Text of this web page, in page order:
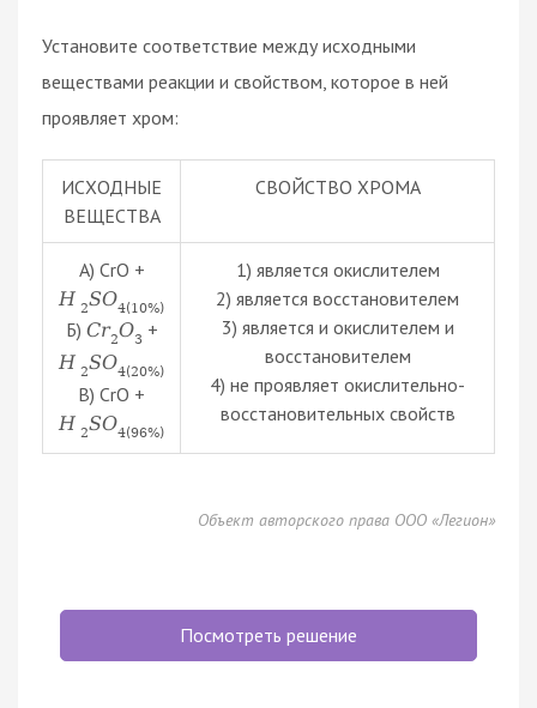
Установите соответствие между исходными
веществами реакции и свойством, которое в ней
проявляет хром:
ИСХОДНЫЕ
ВЕЩЕСТВА
СВОЙСТВО ХРОМА
А) СrO +
H 2SO4(10%)
Б) Cr2O3 +
H 2SO4(20%)
В) CrO +
H 2SO4(96%)
1) является окислителем
2) является восстановителем
3) является и окислителем и
восстановителем
4) не проявляет окислительно-
восстановительных свойств
Объект авторского права ООО «Легион»
Посмотреть решение